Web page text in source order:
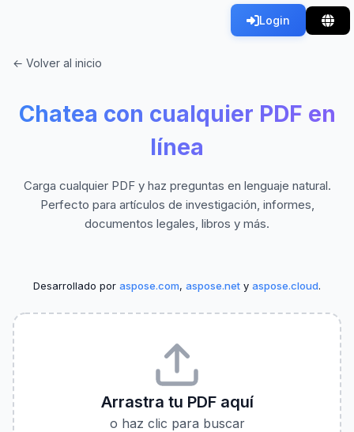
Login
← Volver al inicio
Chatea con cualquier PDF en
línea
Carga cualquier PDF y haz preguntas en lenguaje natural.
Perfecto para artículos de investigación, informes,
documentos legales, libros y más.
Desarrollado por aspose.com, aspose.net y aspose.cloud.
Arrastra tu PDF aquí
o haz clic para buscar